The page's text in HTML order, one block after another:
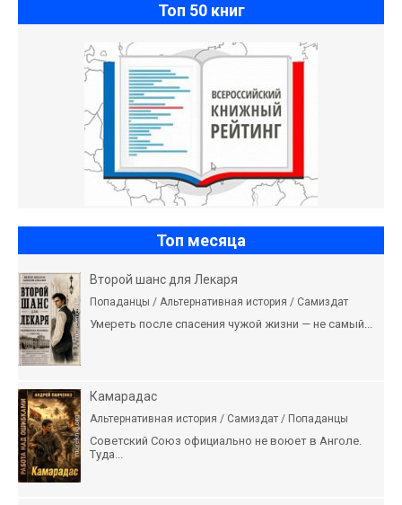
Топ 50 книг
Топ месяца
Второй шанс для Лекаря
Попаданцы / Альтернативная история / Самиздат
Умереть после спасения чужой жизни — не самый...
Камарадас
Альтернативная история / Самиздат / Попаданцы
Советский Союз официально не воюет в Анголе.
Туда...